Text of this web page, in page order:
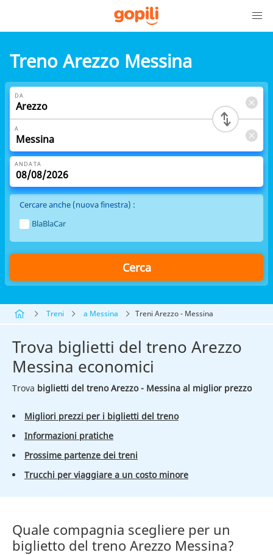
Treno Arezzo Messina
DA
A
ANDATA
Cercare anche (nuova finestra) :
BlaBlaCar
Cerca
Treni a Messina Treni Arezzo - Messina
Trova biglietti del treno Arezzo
Messina economici
Trova biglietti del treno Arezzo - Messina al miglior prezzo
Migliori prezzi per i biglietti del treno
Informazioni pratiche
Prossime partenze dei treni
Trucchi per viaggiare a un costo minore
Quale compagnia scegliere per un
biglietto del treno Arezzo Messina?